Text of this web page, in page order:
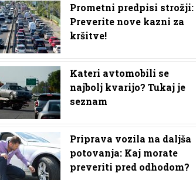
Prometni predpisi strožji:
Preverite nove kazni za
kršitve!
Kateri avtomobili se
najbolj kvarijo? Tukaj je
seznam
Priprava vozila na daljša
potovanja: Kaj morate
preveriti pred odhodom?